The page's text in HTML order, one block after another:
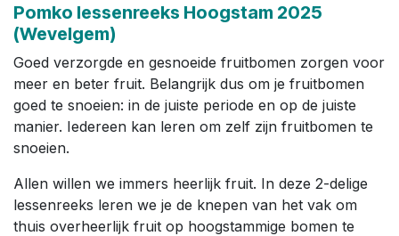
Pomko lessenreeks Hoogstam 2025
(Wevelgem)
Goed verzorgde en gesnoeide fruitbomen zorgen voor
meer en beter fruit. Belangrijk dus om je fruitbomen
goed te snoeien: in de juiste periode en op de juiste
manier. Iedereen kan leren om zelf zijn fruitbomen te
snoeien.
Allen willen we immers heerlijk fruit. In deze 2-delige
lessenreeks leren we je de knepen van het vak om
thuis overheerlijk fruit op hoogstammige bomen te